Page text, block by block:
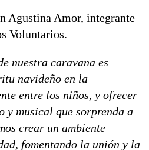
Agustina Amor, integrante
Voluntarios.
nuestra caravana es
navideño en la
entre los niños, y ofrecer
y musical que sorprenda a
crear un ambiente
fomentando la unión y la